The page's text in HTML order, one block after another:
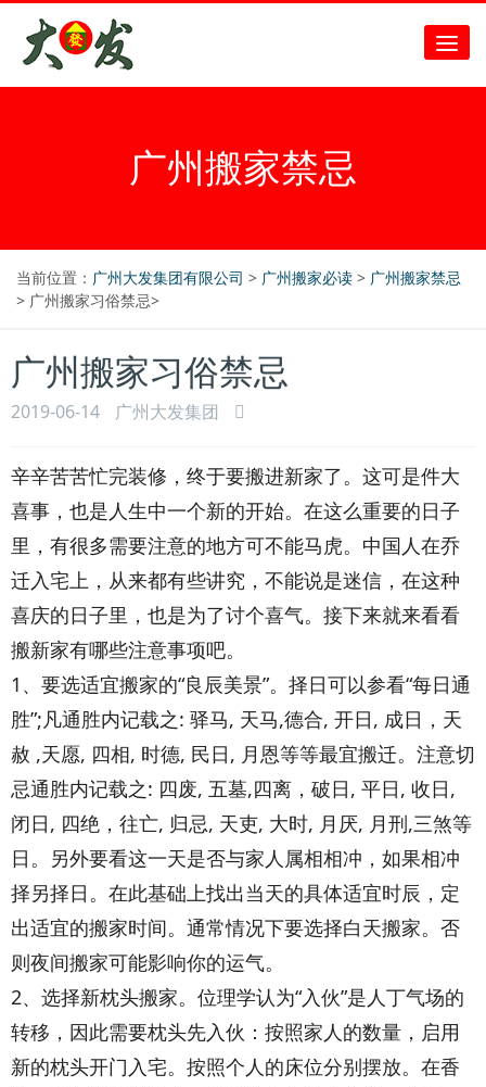
广州搬家禁忌
当前位置： 广州大发集团有限公司 > 广州搬家必读 > 广州搬家禁忌
> 广州搬家习俗禁忌>
广州搬家习俗禁忌
2019-06-14 广州大发集团
辛辛苦苦忙完装修，终于要搬进新家了。这可是件大
喜事，也是人生中一个新的开始。在这么重要的日子
里，有很多需要注意的地方可不能马虎。中国人在乔
迁入宅上，从来都有些讲究，不能说是迷信，在这种
喜庆的日子里，也是为了讨个喜气。接下来就来看看
搬新家有哪些注意事项吧。
1、要选适宜搬家的“良辰美景”。择日可以参看“每日通
胜”;凡通胜内记载之: 驿马, 天马,德合, 开日, 成日，天
赦 ,天愿, 四相, 时德, 民日, 月恩等等最宜搬迁。注意切
忌通胜内记载之: 四废, 五墓,四离，破日, 平日, 收日,
闭日, 四绝，往亡, 归忌, 天吏, 大时, 月厌, 月刑,三煞等
日。另外要看这一天是否与家人属相相冲，如果相冲
择另择日。在此基础上找出当天的具体适宜时辰，定
出适宜的搬家时间。通常情况下要选择白天搬家。否
则夜间搬家可能影响你的运气。
2、选择新枕头搬家。位理学认为“入伙”是人丁气场的
转移，因此需要枕头先入伙：按照家人的数量，启用
新的枕头开门入宅。按照个人的床位分别摆放。在香